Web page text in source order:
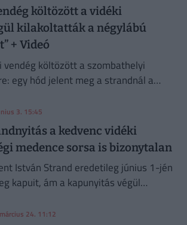
költözött a vidéki
kilakoltatták a négylábú
+ Videó
vendég költözött a szombathelyi
egy hód jelent meg a strandnál a
3. 15:45
a kedvenc vidéki
medence sorsa is bizonytalan
István Strand eredetileg június 1-jén
kapuit, ám a kapunyitás végül
24. 11:12